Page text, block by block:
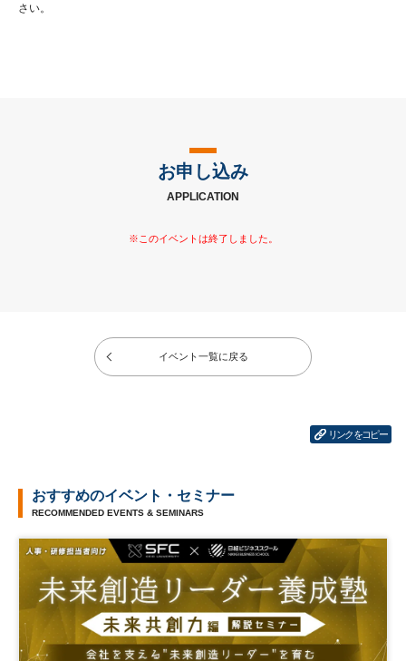
さい。
お申し込み
APPLICATION
イベント一覧に戻る
リンクをコピー
おすすめのイベント・セミナー
RECOMMENDED EVENTS & SEMINARS